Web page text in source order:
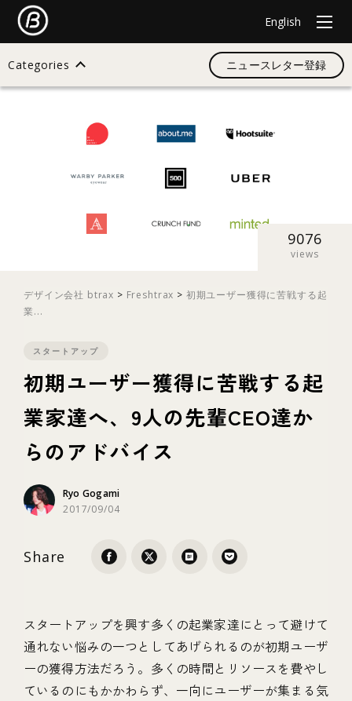
English
Categories
検索
すべて
イノベーション
スタートアップ
テクノロジー
ブランディング
ニュースレター登録
9076
views
デザイン会社 btrax > Freshtrax > 初期ユーザー獲得に苦戦する起
業...
スタートアップ
初期ユーザー獲得に苦戦する起
業家達へ、9人の先輩CEO達か
らのアドバイス
Ryo Gogami
2017/09/04
Share
スタートアップを興す多くの起業家達にとって避けて
通れない悩みの一つとしてあげられるのが初期ユーザ
ーの獲得方法だろう。多くの時間とリソースを費やし
ているのにもかかわらず、一向にユーザーが集まる気